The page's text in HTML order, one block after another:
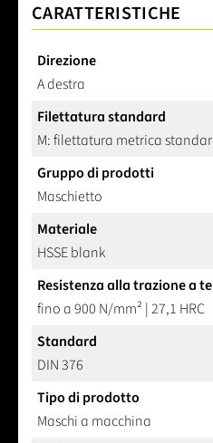
CARATTERISTICHE
Direzione
A destra
Filettatura standard
M: filettatura metrica
Gruppo di prodotti
Maschietto
Materiale
HSSE blank
Resistenza alla trazione a
fino a 900 N/mm² | 27,1 HRC
Standard
DIN 376
Tipo di prodotto
Maschi a macchina